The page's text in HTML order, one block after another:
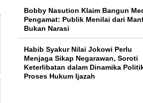
Bobby Nasution Klaim Bangun
Pengamat: Publik Menilai dari
Bukan Narasi
Habib Syakur Nilai Jokowi Perlu
Menjaga Sikap Negarawan, Soroti
Keterlibatan dalam Dinamika
Proses Hukum Ijazah